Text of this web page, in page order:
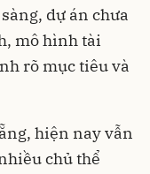
dự án chưa
mô hình tài
rõ mục tiêu và
hiện nay vẫn
chủ thể